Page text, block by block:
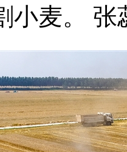
小麦。 张